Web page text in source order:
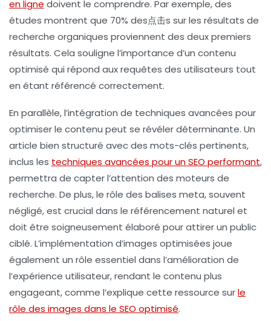
en ligne doivent le comprendre. Par exemple, des
études montrent que 70% des点击s sur les résultats de
recherche organiques proviennent des deux premiers
résultats. Cela souligne l’importance d’un contenu
optimisé qui répond aux requêtes des utilisateurs tout
en étant référencé correctement.
En parallèle, l’intégration de techniques avancées pour
optimiser le contenu peut se révéler déterminante. Un
article bien structuré avec des mots-clés pertinents,
inclus les techniques avancées pour un SEO performant,
permettra de capter l’attention des moteurs de
recherche. De plus, le rôle des balises meta, souvent
négligé, est crucial dans le référencement naturel et
doit être soigneusement élaboré pour attirer un public
ciblé. L’implémentation d’images optimisées joue
également un rôle essentiel dans l’amélioration de
l’expérience utilisateur, rendant le contenu plus
engageant, comme l’explique cette ressource surle
rôle des images dans le SEO optimisé.